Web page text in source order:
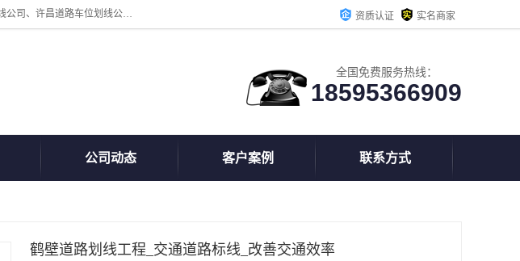
周口中为交通设施工程有限公司是一家洛阳道路划线公司、郑州道路划线公司、平顶山道路车位划线公司、开封车位划线公司、许昌道路车位划线公司、漯河道路车位划线公司，公司始终坚持“诚信、匠心、专注”的宗旨；我们的经营理念是：的服务。 资质认证 实名商家
全国免费服务热线：
18595366909
公司动态 客户案例 联系方式
鹤壁道路划线工程_交通道路标线_改善交通效率